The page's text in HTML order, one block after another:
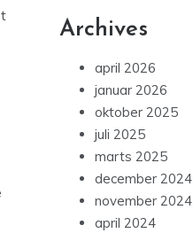
Archives
april 2026
januar 2026
oktober 2025
juli 2025
marts 2025
december 2024
november 2024
april 2024